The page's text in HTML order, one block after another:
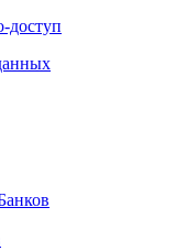
доступ